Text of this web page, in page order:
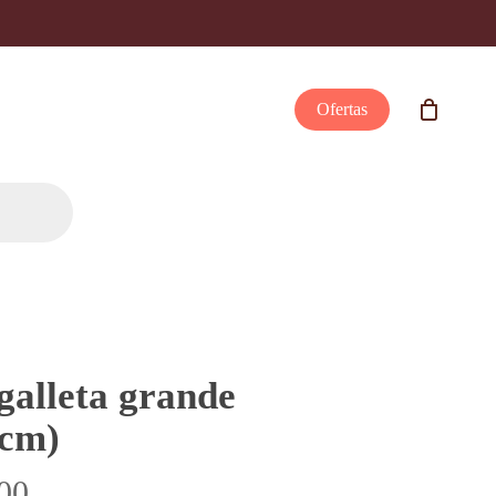
Ofertas
grande